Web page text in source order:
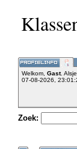
Welkom, Gast.
07-08-2026,
Zoek: